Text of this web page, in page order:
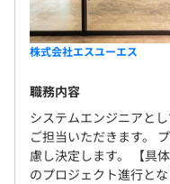
株式会社エスユーエス
職務内容
システムエンジニアと
ご担当いただきます。
慮し決定します。 【具
のプロジェクト進行と